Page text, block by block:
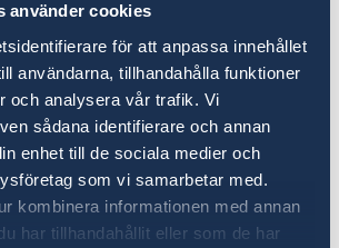
använder cookies
för att anpassa innehållet
användarna, tillhandahålla funktioner
och analysera vår trafik. Vi
sådana identifierare och annan
enhet till de sociala medier och
som vi samarbetar med.
kombinera informationen med annan
har tillhandahållit eller som de har
ンバーカード等の有効な写真付
本国内用の定型封筒に110円切
410円分の切手を貼付、宛名に
記入したもの）
け取りまでの流れ：